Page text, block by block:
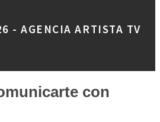
- AGENCIA ARTISTA TV
con